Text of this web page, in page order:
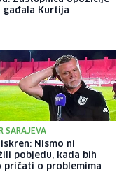
gađala Kurtija
SARAJEVA
Nismo ni
pobjedu, kada bih
pričati o problemima